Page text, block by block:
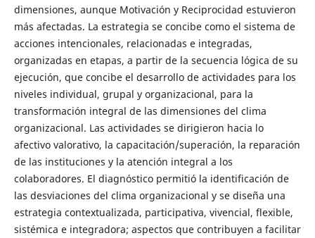
dimensiones, aunque Motivación y Reciprocidad estuvieron
más afectadas. La estrategia se concibe como el sistema de
acciones intencionales, relacionadas e integradas,
organizadas en etapas, a partir de la secuencia lógica de su
ejecución, que concibe el desarrollo de actividades para los
niveles individual, grupal y organizacional, para la
transformación integral de las dimensiones del clima
organizacional. Las actividades se dirigieron hacia lo
afectivo valorativo, la capacitación/superación, la reparación
de las instituciones y la atención integral a los
colaboradores. El diagnóstico permitió la identificación de
las desviaciones del clima organizacional y se diseña una
estrategia contextualizada, participativa, vivencial, flexible,
sistémica e integradora; aspectos que contribuyen a facilitar